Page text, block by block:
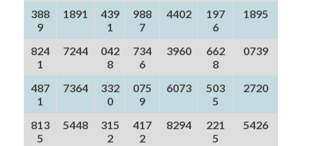
388
9
1891
439
1
988
7
4402
197
6
1895
824
1
7244
042
8
734
6
3960
662
8
0739
487
1
7364
332
0
075
9
6073
503
5
2720
813
5
5448
315
2
417
2
8294
221
5
5426